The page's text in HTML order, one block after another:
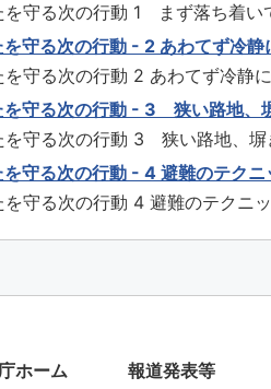
を守る次の行動 1 まず落ち着い
れを感じたら、まず丈夫な机や
近にあれば、頭部を保護しまし
の扉を開けて非常脱出口を確保し
を守る次の行動 - 2 あわてず冷静
を守る次の行動 2 あわてず冷静
ス器具、ストーブなどは、すば
置」のものを使用しましょう。
ょう。 （2）火が出たらまず消火
を守る次の行動 - 3 狭い路地、
を守る次の行動 3 狭い路地、塀
などが落ちてきたり、ブロック
う。 崖や川べりは地盤のゆるみ
ら遠ざかりましょう。 ...
を守る次の行動 - 4 避難のテクニ
を守る次の行動 4 避難のテクニ
ホーム 報道発表等